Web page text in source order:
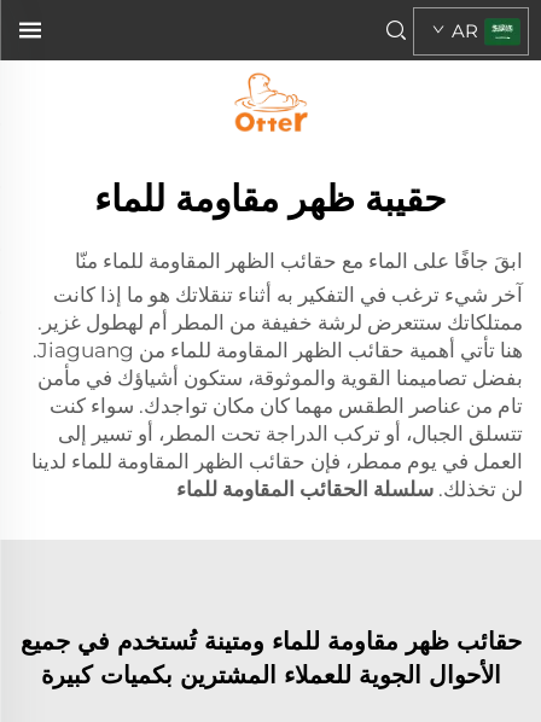
AR
حقيبة ظهر مقاومة للماء
ابقَ جافًا على الماء مع حقائب الظهر المقاومة للماء منّا
آخر شيء ترغب في التفكير به أثناء تنقلاتك هو ما إذا كانت
ممتلكاتك ستتعرض لرشة خفيفة من المطر أم لهطول غزير.
هنا تأتي أهمية حقائب الظهر المقاومة للماء من Jiaguang.
بفضل تصاميمنا القوية والموثوقة، ستكون أشياؤك في مأمن
تام من عناصر الطقس مهما كان مكان تواجدك. سواء كنت
تتسلق الجبال، أو تركب الدراجة تحت المطر، أو تسير إلى
العمل في يوم ممطر، فإن حقائب الظهر المقاومة للماء لدينا
لن تخذلك. سلسلة الحقائب المقاومة للماء
حقائب ظهر مقاومة للماء ومتينة تُستخدم في جميع
الأحوال الجوية للعملاء المشترين بكميات كبيرة